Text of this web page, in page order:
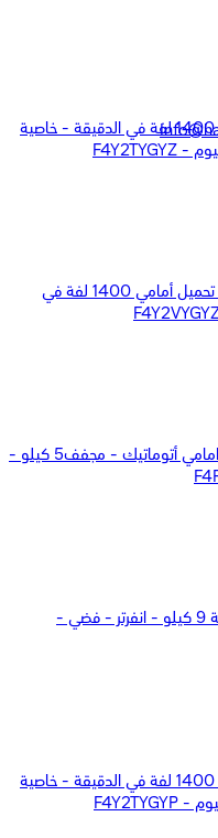
ال جي غسالة ملابس سعة 8 كيلو - 1400 لفة في الدقيقة - خاصية
ال جي غسالة ملابس سعة 9 كيلو - تحميل أمامي 1400 لفة في
ال جي غسالة ملابس 9 كيلو تحميل امامي أتوماتيك - مجفف5 كيلو -
ال جي غسالة ملابس اوتوماتيك سعة 9 كيلو - انفرتر - فضي -
ال جي غسالة ملابس سعة 8 كيلو - 1400 لفة في الدقيقة - خاصية